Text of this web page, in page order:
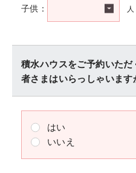
子供： 人
積水ハウスをご予約いた
者さまはいらっしゃいます
はい
いいえ